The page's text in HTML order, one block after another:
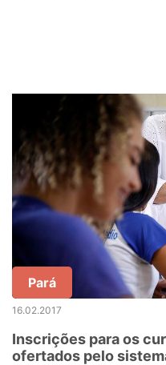
Pará
16.02.2017
Inscrições para os
ofertados pelo